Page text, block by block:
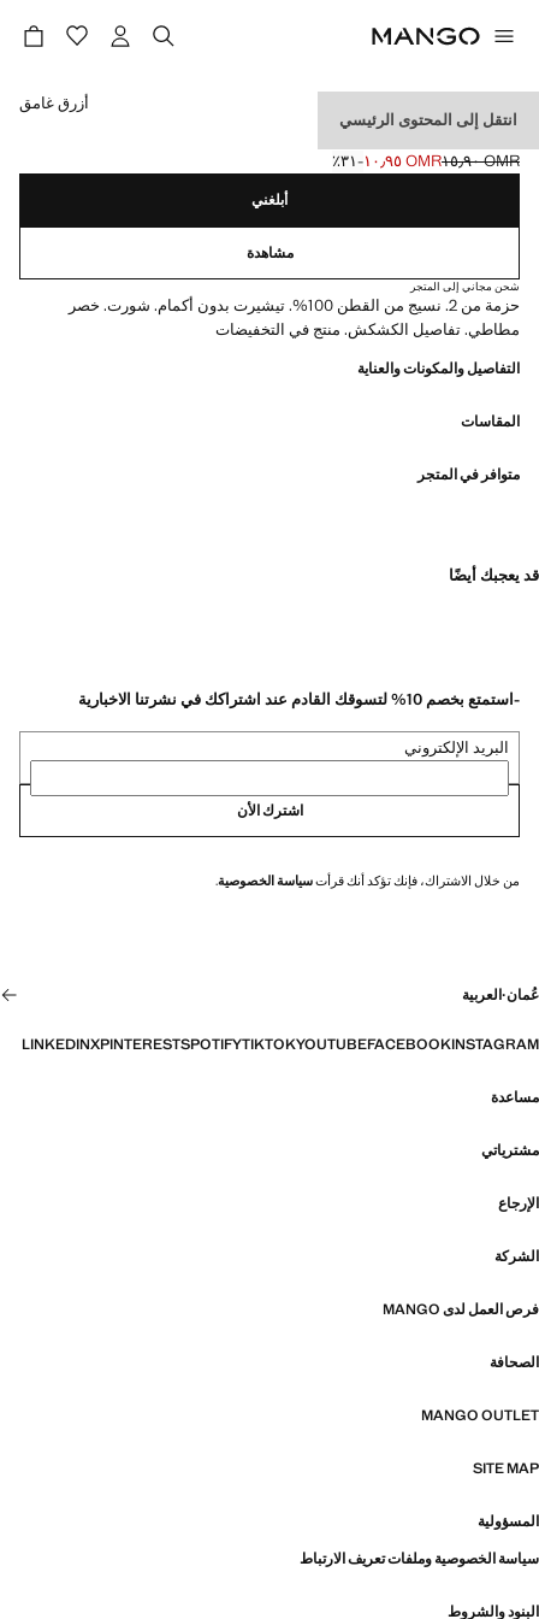
انتقل إلى المحتوى الرئيسي
بيجاما قطنية قصيرة
السعر الأول محذوف [OMR ١٥٫٩٠ ]
OMR ١٥٫٩٠
السعر الحالي [OMR ١٠٫٩٥ ]OMR ١٠٫٩٥ ؜-٣١٪؜
حدد اللون
أزرق غامق
أبلغني
مشاهدة
شحن مجاني إلى المتجر
حزمة من 2. نسيج من القطن 100%. تيشيرت بدون أكمام. شورت. خصر
مطاطي. تفاصيل الكشكش. منتج في التخفيضات
التفاصيل والمكونات والعناية
المقاسات
متوافر في المتجر
قد يعجبك أيضًا
-استمتع بخصم 10% لتسوقك القادم عند اشتراكك في نشرتنا الاخبارية
البريد الإلكتروني
اشترك الأن
من خلال الاشتراك، فإنك تؤكد أنك قرأتسياسة الخصوصية.
عُمان·العربية
INSTAGRAM
FACEBOOK
YOUTUBE
TIKTOK
SPOTIFY
PINTEREST
X
LINKEDIN
مساعدة
مشترياتي
الإرجاع
الشركة
فرص العمل لدى MANGO
الصحافة
MANGO OUTLET
SITE MAP
المسؤولية
سياسة الخصوصية وملفات تعريف الارتباط
البنود والشروط